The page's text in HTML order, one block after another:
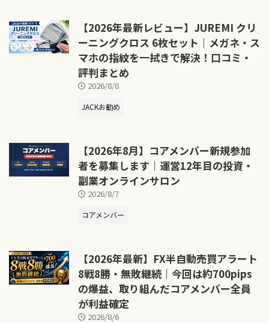
【2026年最新レビュー】JUREMI クリ
ーニングクロス 6枚セット｜メガネ・ス
マホの指紋を一拭きで解決！口コミ・
評判まとめ
2026/8/8
JACKお勧め
【2026年8月】コアメンバー新規参加
者を募集します｜運営12年目の投資・
副業オンラインサロン
2026/8/7
コアメンバー
【2026年最新】FX半自動売買アラート
8戦8勝・無敗継続｜今回は約700pips
の爆益、取り組んだコアメンバー全員
が利益確定
2026/8/6